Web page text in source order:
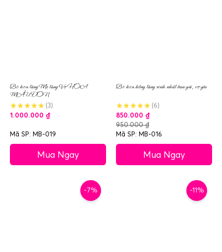
Bó hoa tặng Mẹ tặng Vợ HOA
MẪU ĐƠN
(3)
1.000.000 ₫
Mã SP: MB-019
Mua Ngay
Bó hoa hồng tặng sinh nhật bạn gái, vợ yêu
(6)
850.000 ₫
950.000₫
Mã SP: MB-016
Mua Ngay
-7% -11%